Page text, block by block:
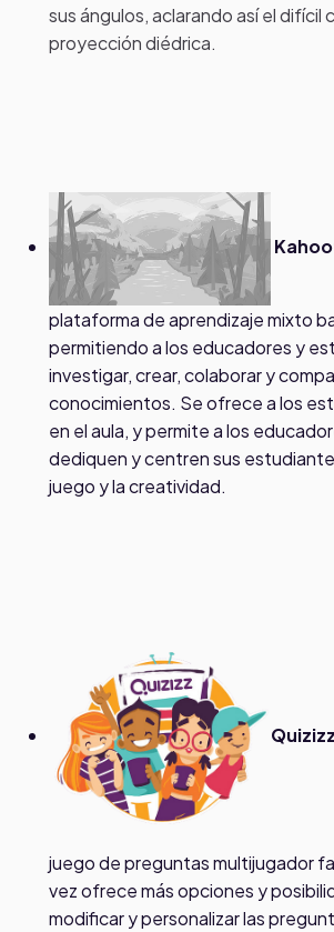
sus ángulos, aclarando así el
proyección diédrica.
plataforma de aprendizaje mixto
permitiendo a los educadores y
investigar, crear, colaborar y
conocimientos. Se ofrece a los
en el aula, y permite a los
dediquen y centren sus
juego y la creatividad.
juego de preguntas multijugador
vez ofrece más opciones y
modificar y personalizar las